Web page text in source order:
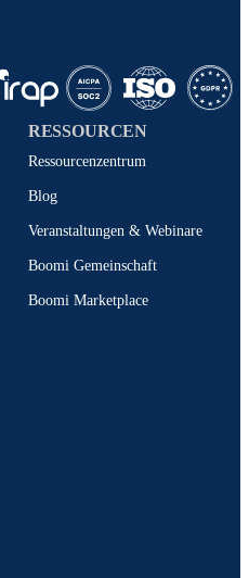
RESSOURCEN
Ressourcenzentrum
Blog
Veranstaltungen & Webinare
Boomi Gemeinschaft
Boomi Marketplace